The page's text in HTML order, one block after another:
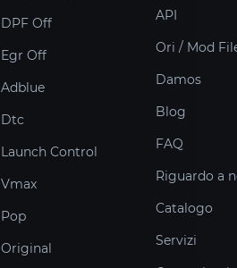
DPF Off
Egr Off
Adblue
Dtc
Launch Control
Vmax
Pop
Original
API
Ori / Mod
Damos
Blog
FAQ
Riguardo a
Catalogo
Servizi